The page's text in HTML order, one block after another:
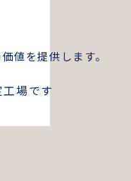
値を提供します。
場です